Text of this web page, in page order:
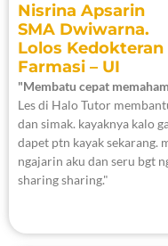
Nisrina Apsarin
SMA Dwiwarna.
Lolos Kedokteran
Farmasi – UI
"Membatu cepat
Les di Halo Tutor
dan simak. kayaknya kalo
dapet ptn kayak sekarang.
ngajarin aku dan seru bgt
sharing sharing."